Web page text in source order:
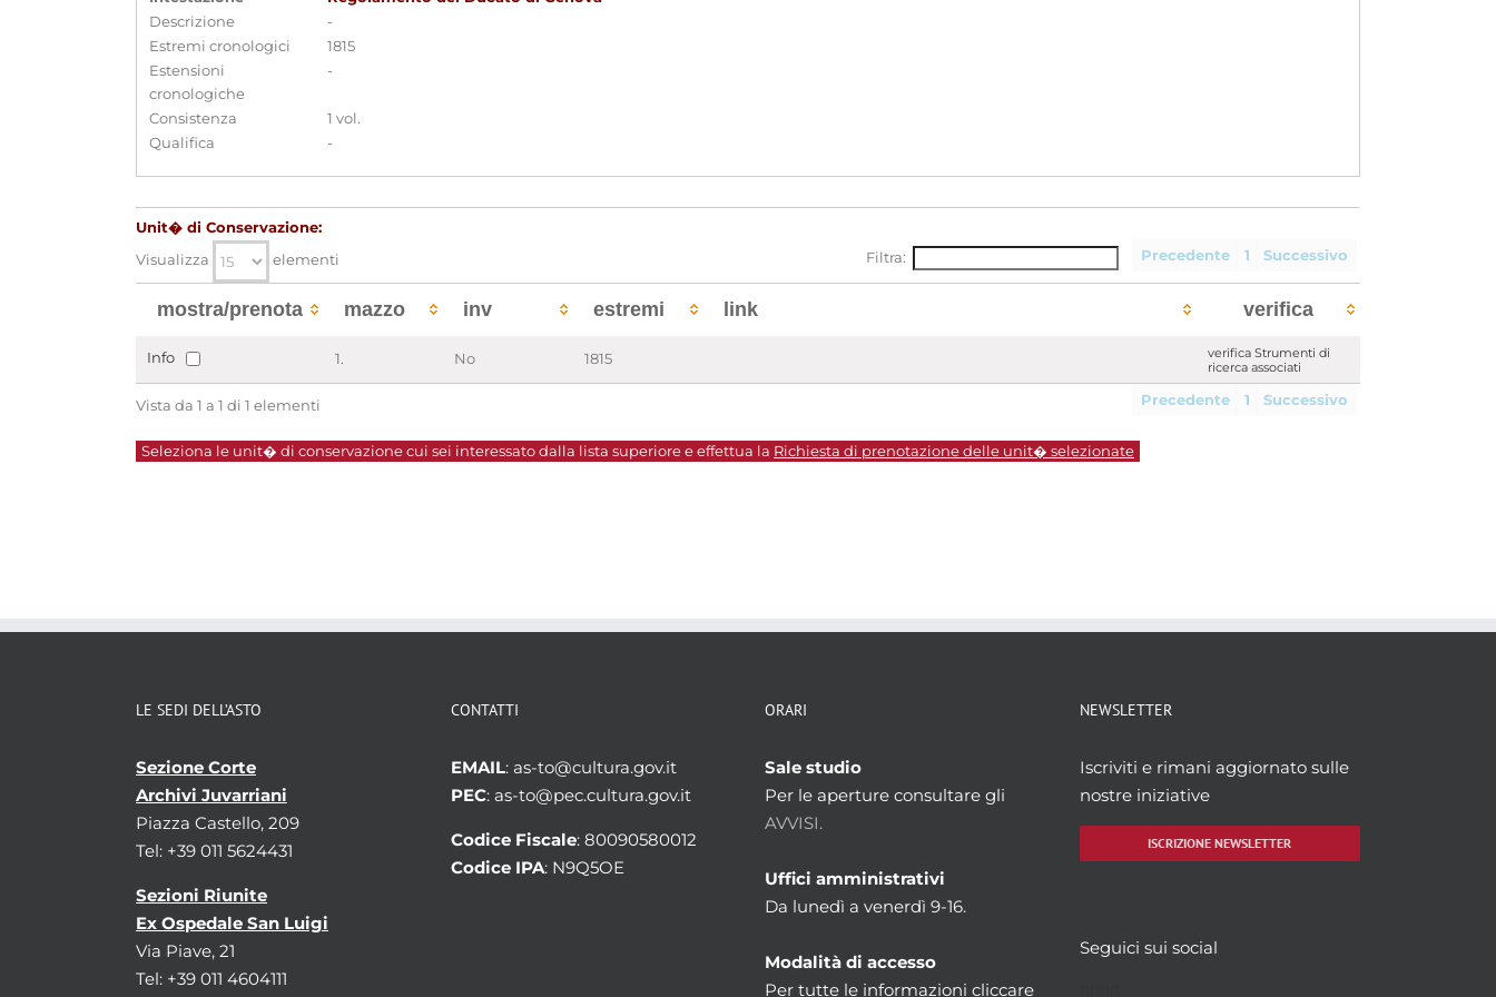
Descrizione
-
Estremi cronologici
1815
Estensioni
cronologiche
-
Consistenza
1 vol.
Qualifica
-
Unit� di Conservazione:
Precedente
1 Successivo
Visualizza elementi Filtra:
mostra/prenota mazzo inv estremi link verifica
Info 1. No 1815
verifica Strumenti di
ricerca associati
Vista da 1 a 1 di 1 elementi Precedente 1 Successivo
Seleziona le unit� di conservazione cui sei interessato dalla lista superiore e effettua la Richiesta di prenotazione delle unit� selezionate
LE SEDI DELL’ASTO
Sezione Corte
Archivi Juvarriani
Piazza Castello, 209
Tel: +39 011 5624431
Sezioni Riunite
Ex Ospedale San Luigi
Via Piave, 21
Tel: +39 011 4604111
CONTATTI
EMAIL: as-to@cultura.gov.it
PEC: as-to@pec.cultura.gov.it
Codice Fiscale: 80090580012
Codice IPA: N9Q5OE
ORARI
Sale studio
Per le aperture consultare gli
AVVISI.
Uffici amministrativi
Da lunedì a venerdì 9-16.
Modalità di accesso
Per tutte le informazioni cliccare
NEWSLETTER
Iscriviti e rimani aggiornato sulle
nostre iniziative
ISCRIZIONE NEWSLETTER
Seguici sui social